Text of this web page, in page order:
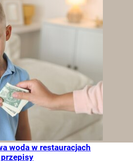
woda w restauracjach